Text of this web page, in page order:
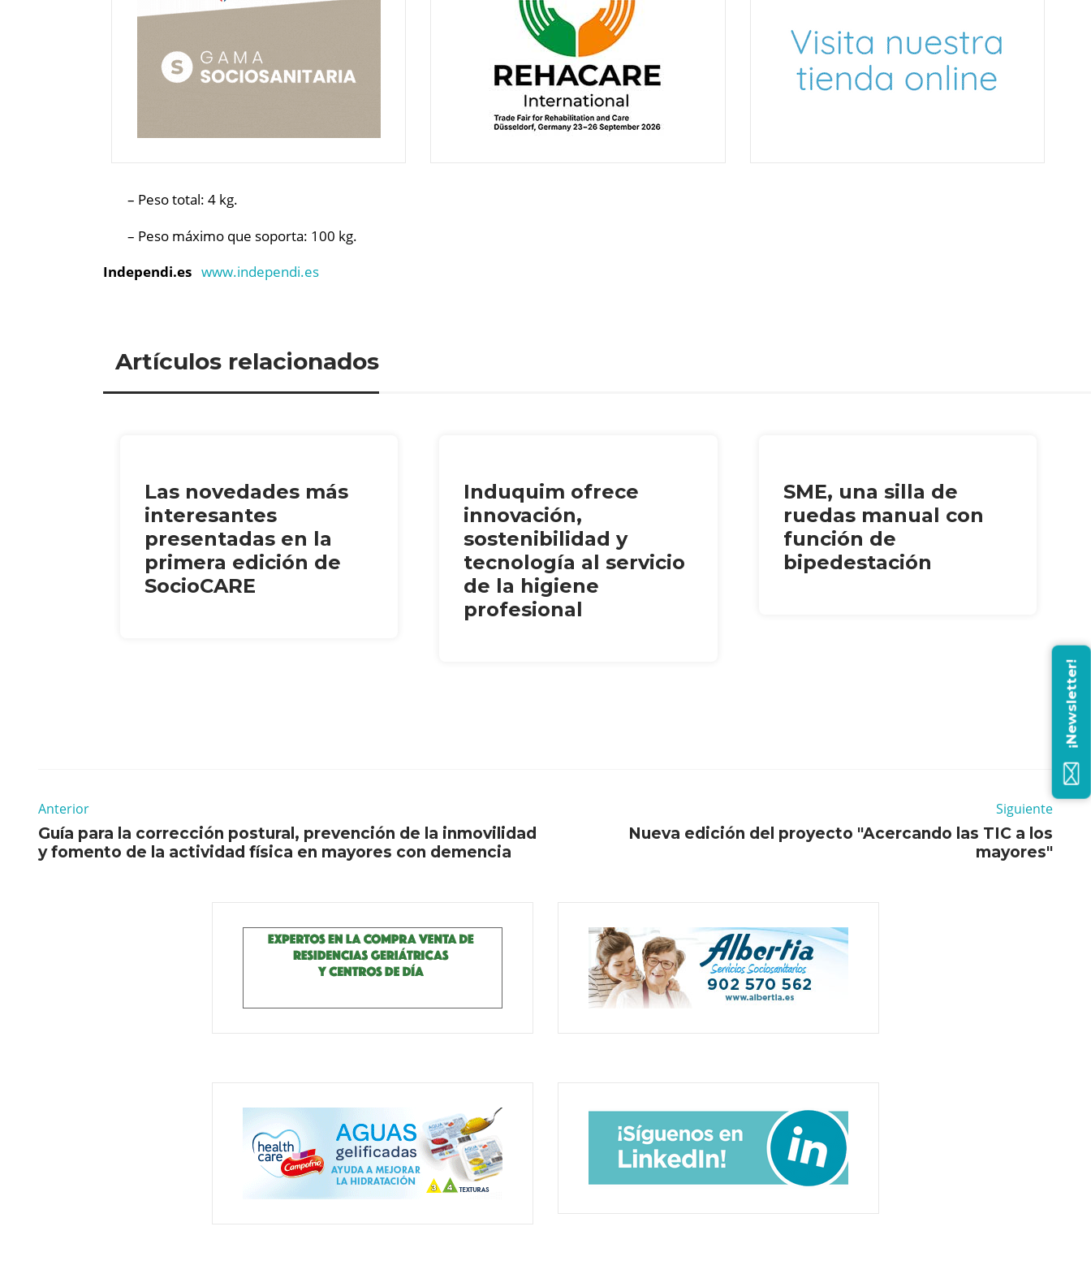
– Peso total: 4 kg.
– Peso máximo que soporta: 100 kg.
Independi.es www.independi.es
Artículos relacionados
Las novedades más
interesantes
presentadas en la
primera edición de
SocioCARE
Induquim ofrece
innovación,
sostenibilidad y
tecnología al servicio
de la higiene
profesional
SME, una silla de
ruedas manual con
función de
bipedestación
Anterior
Guía para la corrección postural, prevención de la inmovilidad
y fomento de la actividad física en mayores con demencia
Siguiente
Nueva edición del proyecto "Acercando las TIC a los
mayores"
¡Newsletter!